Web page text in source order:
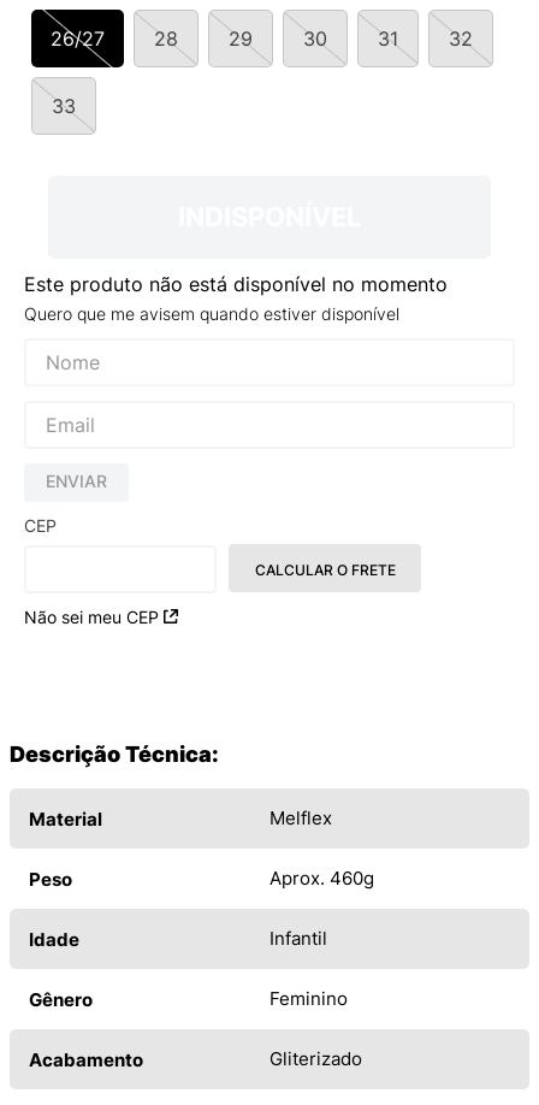
26/27 28 29 30 31 32
33
Este produto não está disponível no momento
Quero que me avisem quando estiver disponível
ENVIAR
CEP
Não sei meu CEP
CALCULAR O FRETE
Descrição Técnica:
Material Melflex
Peso Aprox. 460g
Idade Infantil
Gênero Feminino
Acabamento Gliterizado
9º
VANS TÊNIS VANS ULTRARANGE
10º NEW BALANCE 204L